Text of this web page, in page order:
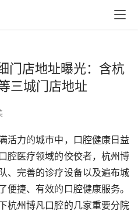
门店地址曝光：含杭
三城门店地址
活力的城市中，口腔健康日益
腔医疗领域的佼佼者，杭州博
、完善的诊疗设备以及遍布城
便捷、有效的口腔健康服务。
杭州博凡口腔的几家重要分院